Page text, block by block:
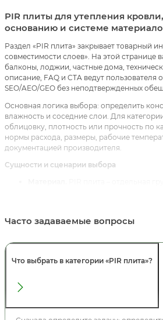
PIR плиты для утепления
основанию и системе
Раздел «PIR плита» закрывает товарный
совместимости слоев». На этой странице
балконы, лоджии, частные дома,
описание, FAQ и CTA ведут
SEO/AEO/GEO без неподтвержденных
Основная логика выбора: определить
влажность и соседние слои. Для
облицовку, плотность или прочность по
нормы расхода, размеры, рабочие
документацией производителя.
Сущности и сценарии выбора
Система.PIR выбирают вместе с
Связанные категории, услуги и статьи
Для внутренней перелинковки
1,13049м3),ТехноНИКОЛЬ LOGICPIR PROF
2385х1185х100 (16,9574м2 – 1,69574м3)и
Часто задаваемые вопросы
Что выбрать в категории «PIR плита»?